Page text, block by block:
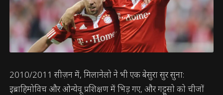
2010/2011 सीज़न में, मिलानेलो ने भी एक बेसुरा सुर सुना:
इब्राहिमोविच और ओन्येवू प्रशिक्षण में भिड़ गए, और गट्टूसो को चीजों